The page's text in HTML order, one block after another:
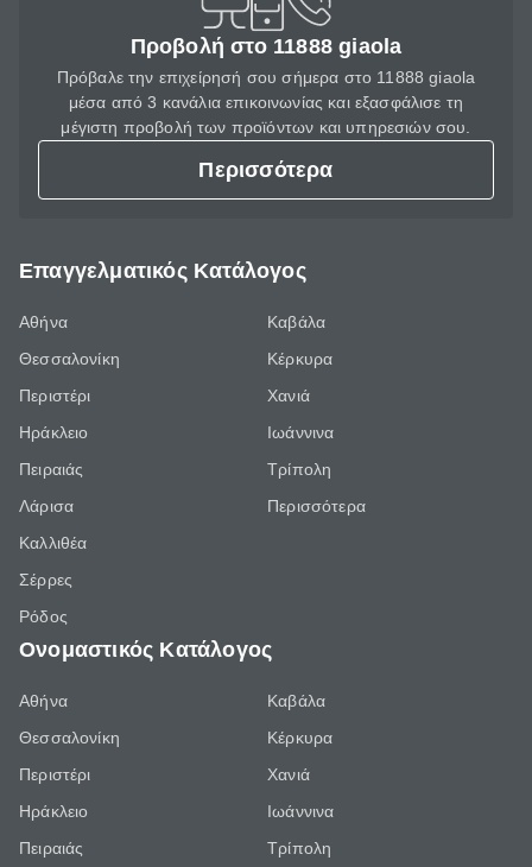
Προβολή στο 11888 giaola
Πρόβαλε την επιχείρησή σου σήμερα στο 11888 giaola
μέσα από 3 κανάλια επικοινωνίας και εξασφάλισε τη
μέγιστη προβολή των προϊόντων και υπηρεσιών σου.
Περισσότερα
Επαγγελματικός Κατάλογος
Αθήνα
Θεσσαλονίκη
Περιστέρι
Ηράκλειο
Πειραιάς
Λάρισα
Καλλιθέα
Σέρρες
Ρόδος
Καβάλα
Κέρκυρα
Χανιά
Ιωάννινα
Τρίπολη
Περισσότερα
Ονομαστικός Κατάλογος
Αθήνα
Θεσσαλονίκη
Περιστέρι
Ηράκλειο
Πειραιάς
Καβάλα
Κέρκυρα
Χανιά
Ιωάννινα
Τρίπολη